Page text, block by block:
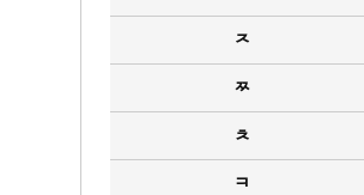
ㅈ
ㅉ
ㅊ
ㅋ